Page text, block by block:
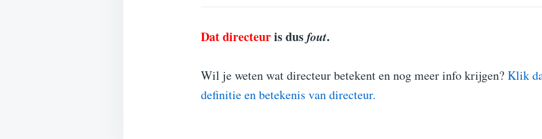
Dat directeuris dusfout.
Wil je weten wat directeur betekent en nog meer info krijgen?Klik
definitie en betekenis van directeur.